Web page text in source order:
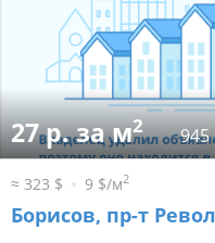
27 р. за м2 945
≈ 323 $ 9 $/м2
Борисов, пр-т